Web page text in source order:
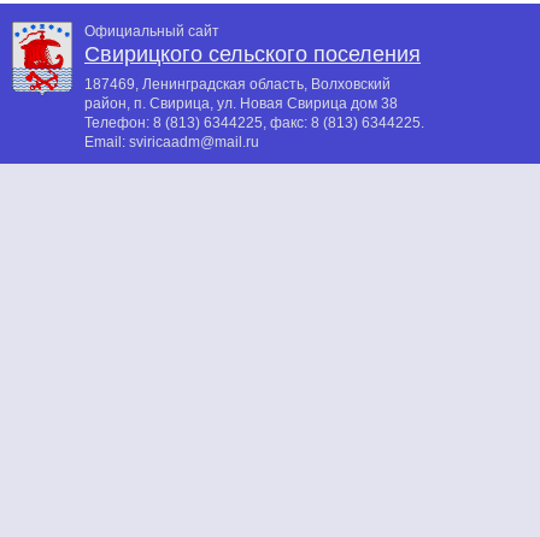
Официальный сайт
Свирицкого сельского поселения
187469, Ленинградская область, Волховский
район, п. Свирица, ул. Новая Свирица дом 38
Телефон: 8 (813) 6344225 , факс: 8 (813) 6344225
Email: sviricaadm@mail.ru